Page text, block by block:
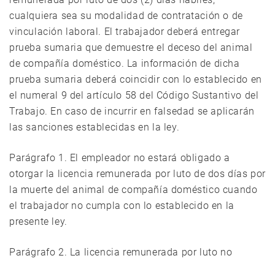
cualquiera sea su modalidad de contratación o de
vinculación laboral. El trabajador deberá entregar
prueba sumaria que demuestre el deceso del animal
de compañía doméstico. La información de dicha
prueba sumaria deberá coincidir con lo establecido en
el numeral 9 del artículo 58 del Código Sustantivo del
Trabajo. En caso de incurrir en falsedad se aplicarán
las sanciones establecidas en la ley.
Parágrafo 1. El empleador no estará obligado a
otorgar la licencia remunerada por luto de dos días por
la muerte del animal de compañía doméstico cuando
el trabajador no cumpla con lo establecido en la
presente ley.
Parágrafo 2. La licencia remunerada por luto no